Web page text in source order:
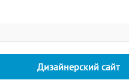
Дизайнерский сайт